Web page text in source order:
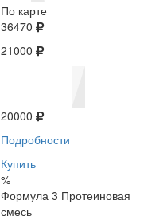
По карте
36470
21000
20000
Подробности
Купить
%
Формула 3 Протеиновая
смесь